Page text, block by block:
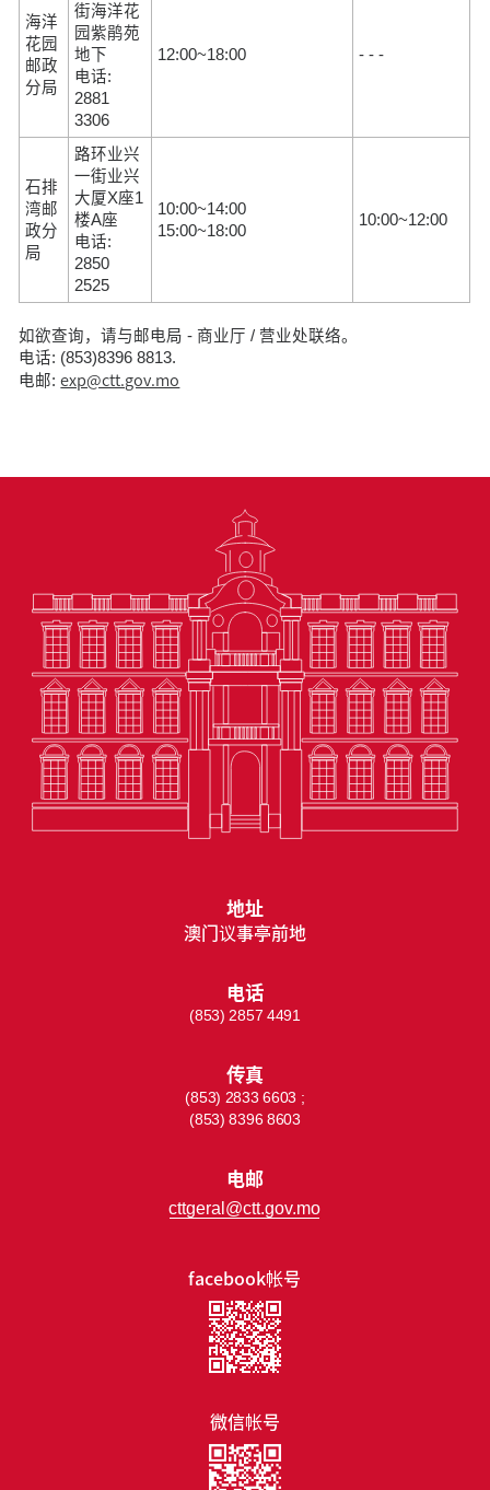
海洋
花园
邮政
分局
街海洋花
园紫鹃苑
地下
电话:
2881
3306
12:00~18:00 - - -
石排
湾邮
政分
局
路环业兴
一街业兴
大厦X座1
楼A座
电话:
2850
2525
10:00~14:00
15:00~18:00
10:00~12:00
如欲查询，请与邮电局 - 商业厅 / 营业处联络。
电话: (853)8396 8813.
电邮:exp@ctt.gov.mo
facebook帐号
微信帐号
地址
澳门议事亭前地
电话
(853) 2857 4491
传真
(853) 2833 6603 ;
(853) 8396 8603
电邮
cttgeral@ctt.gov.mo